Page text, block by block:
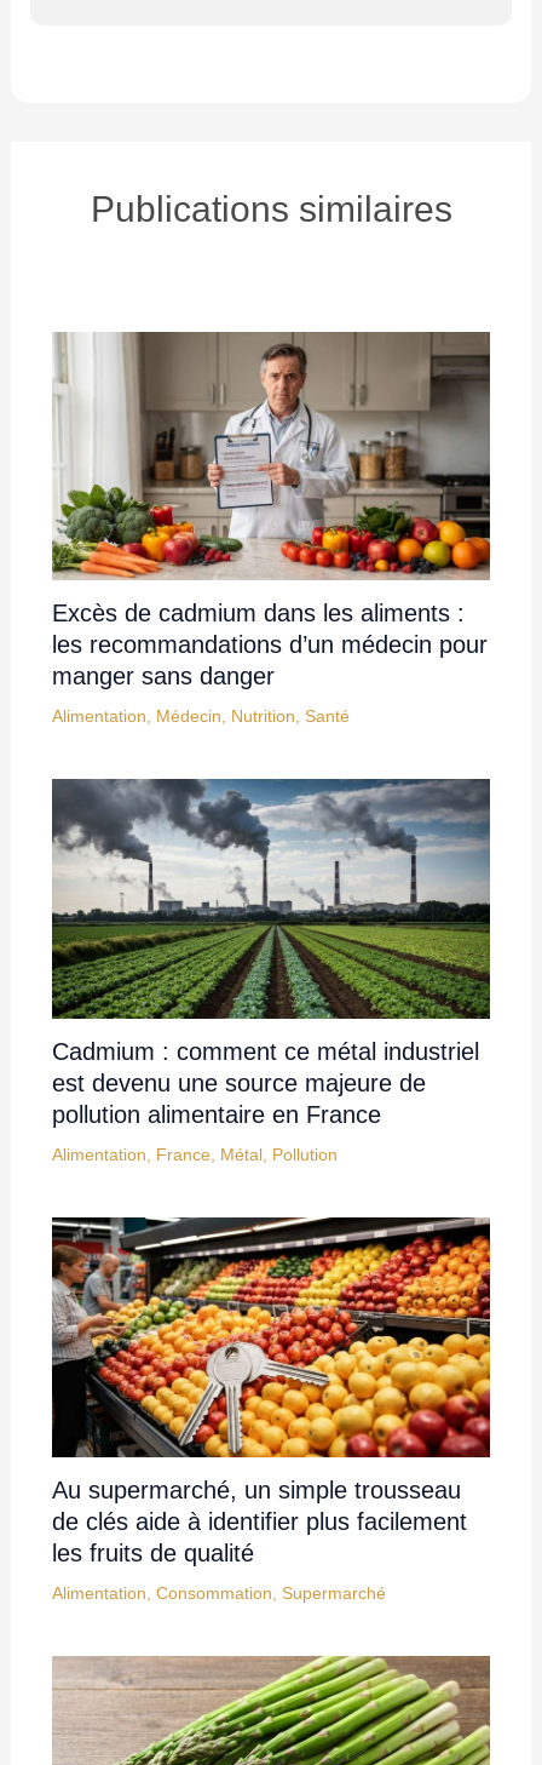
Publications similaires
Excès de cadmium dans les aliments :
les recommandations d’un médecin pour
manger sans danger
Alimentation, Médecin, Nutrition, Santé
Cadmium : comment ce métal industriel
est devenu une source majeure de
pollution alimentaire en France
Alimentation France Métal, Pollution
Au supermarché, un simple trousseau
de clés aide à identifier plus facilement
les fruits de qualité
Alimentation Consommation Supermarché